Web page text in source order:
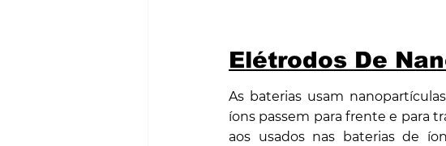
Elétrodos De
As baterias usam
íons passem para frente e para
aos usados ​​nas baterias de